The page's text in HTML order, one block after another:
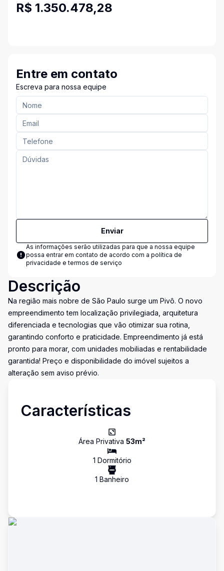
R$ 1.350.478,28
Entre em contato
Escreva para nossa equipe
Enviar
As informações serão utilizadas para que a nossa equipe
possa entrar em contato de acordo com a política de
privacidade e termos de serviço
Descrição
Na região mais nobre de São Paulo surge um Pivô. O novo
empreendimento tem localização privilegiada, arquitetura
diferenciada e tecnologias que vão otimizar sua rotina,
garantindo conforto e praticidade. Empreendimento já está
pronto para morar, com unidades mobiliadas e rentabilidade
garantida! Preço e disponibilidade do imóvel sujeitos a
alteração sem aviso prévio.
Características
Área Privativa 53m²
1 Dormitório
1 Banheiro